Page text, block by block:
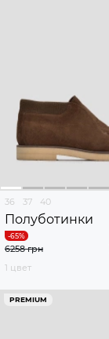
36 37 40
Полуботинки
6258 грн
1 цвет
PREMIUM